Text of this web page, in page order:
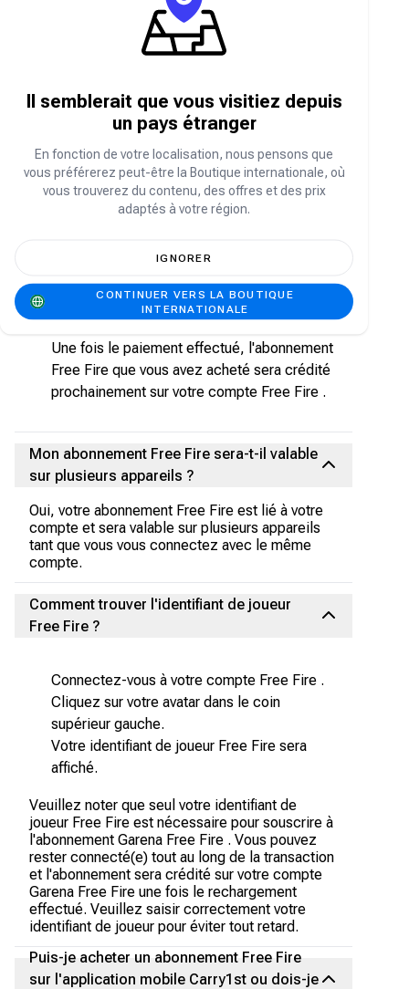
d'adhésion Free Fire sur la boutique
mensuel selon votre préférence.
Entrez votre identifiant de joueur Free Fire .
Vous pouvez trouver votre identifiant de
joueur Free Fire en vous connectant au jeu
et en cliquant sur votre avatar dans le coin
supérieur gauche.
Vous pouvez régler votre abonnement Free
Fire avec différents moyens de paiement,
notamment carte bancaire, PayPal et Google
Pay.
Une fois le paiement effectué, l'abonnement
Free Fire que vous avez acheté sera crédité
prochainement sur votre compte Free Fire .
Mon abonnement Free Fire sera-t-il valable
sur plusieurs appareils ?
Oui, votre abonnement Free Fire est lié à votre
compte et sera valable sur plusieurs appareils
tant que vous vous connectez avec le même
compte.
Comment trouver l'identifiant de joueur
Free Fire ?
Connectez-vous à votre compte Free Fire .
Cliquez sur votre avatar dans le coin
supérieur gauche.
Votre identifiant de joueur Free Fire sera
affiché.
Veuillez noter que seul votre identifiant de
joueur Free Fire est nécessaire pour souscrire à
l'abonnement Garena Free Fire . Vous pouvez
rester connecté(e) tout au long de la transaction
et l'abonnement sera crédité sur votre compte
Garena Free Fire une fois le rechargement
effectué. Veuillez saisir correctement votre
identifiant de joueur pour éviter tout retard.
Puis-je acheter un abonnement Free Fire
sur l'application mobile Carry1st ou dois-je
Il semblerait que vous visitiez depuis
un pays étranger
En fonction de votre localisation, nous pensons que
vous préférerez peut-être la Boutique internationale, où
vous trouverez du contenu, des offres et des prix
adaptés à votre région.
IGNORER
CONTINUER VERS LA BOUTIQUE
INTERNATIONALE